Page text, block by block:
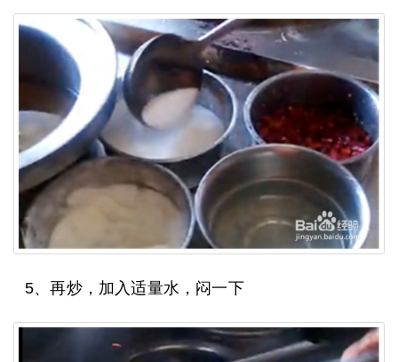
5、再炒，加入适量水，闷一下